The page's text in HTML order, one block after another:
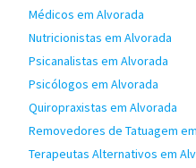
Médicos em Alvorada
Nutricionistas em Alvorada
Psicanalistas em Alvorada
Psicólogos em Alvorada
Quiropraxistas em Alvorada
Removedores de Tatuagem
Terapeutas Alternativos em